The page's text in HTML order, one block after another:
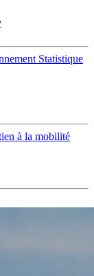
Statistique
à la mobilité